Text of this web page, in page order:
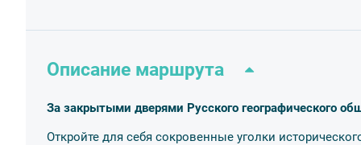
Описание маршрута
За закрытыми дверями Русского географического
Откройте для себя сокровенные уголки